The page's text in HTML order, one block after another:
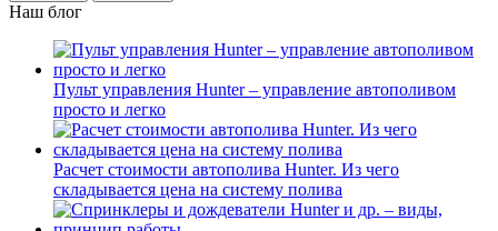
Наш блог
Пульт управления Hunter – управление автополивом
просто и легко
Расчет стоимости автополива Hunter. Из чего
складывается цена на систему полива